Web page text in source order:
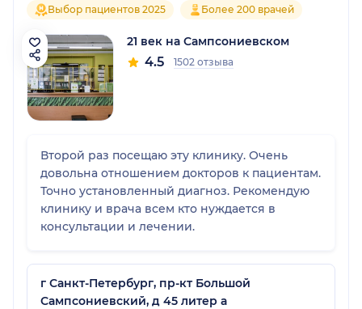
Выбор пациентов 2025 Более 200 врачей
21 век на Сампсониевском
4.5 1502 отзыва
Второй раз посещаю эту клинику. Очень
довольна отношением докторов к пациентам.
Точно установленный диагноз. Рекомендую
клинику и врача всем кто нуждается в
консультации и лечении.
г Санкт-Петербург, пр-кт Большой
Сампсониевский, д 45 литер а